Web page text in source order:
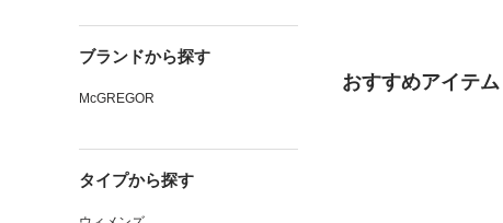
ブランドから探す
McGREGOR
タイプから探す
おすすめアイテム